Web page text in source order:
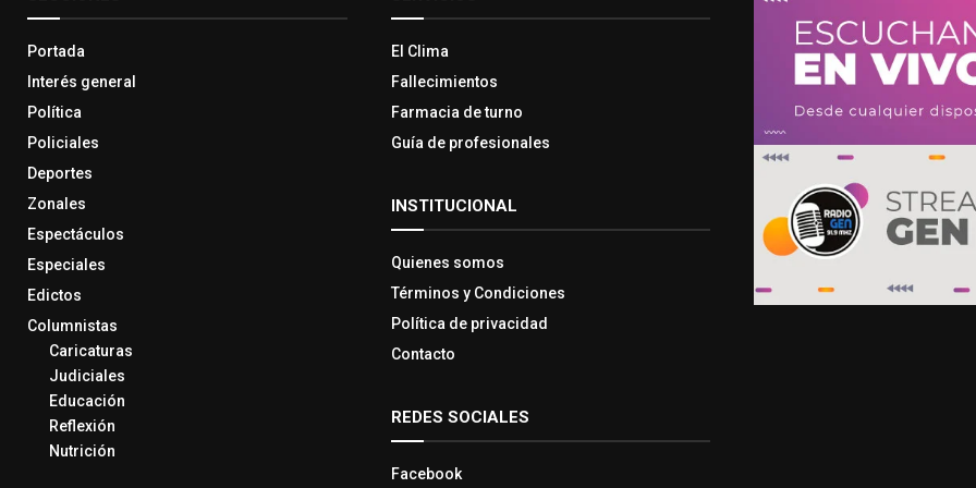
Portada
Interés general
Política
Policiales
Deportes
Zonales
Espectáculos
Especiales
Edictos
Columnistas
Caricaturas
Judiciales
Educación
Reflexión
Nutrición
El Clima
Fallecimientos
Farmacia de turno
Guía de profesionales
INSTITUCIONAL
Quienes somos
Términos y Condiciones
Política de privacidad
Contacto
REDES SOCIALES
Facebook